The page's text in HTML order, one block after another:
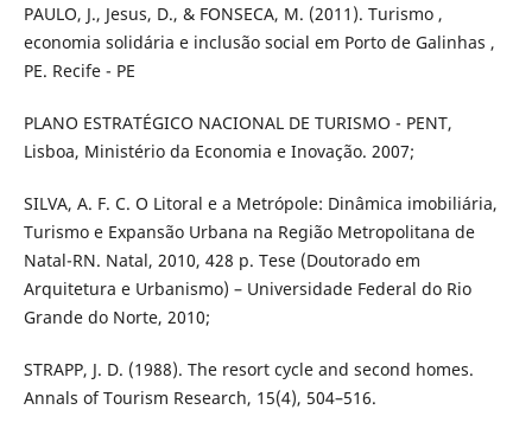
PAULO, J., Jesus, D., & FONSECA, M. (2011). Turismo ,
economia solidária e inclusão social em Porto de Galinhas ,
PE. Recife - PE
PLANO ESTRATÉGICO NACIONAL DE TURISMO - PENT,
Lisboa, Ministério da Economia e Inovação. 2007;
SILVA, A. F. C. O Litoral e a Metrópole: Dinâmica imobiliária,
Turismo e Expansão Urbana na Região Metropolitana de
Natal-RN. Natal, 2010, 428 p. Tese (Doutorado em
Arquitetura e Urbanismo) – Universidade Federal do Rio
Grande do Norte, 2010;
STRAPP, J. D. (1988). The resort cycle and second homes.
Annals of Tourism Research, 15(4), 504–516.